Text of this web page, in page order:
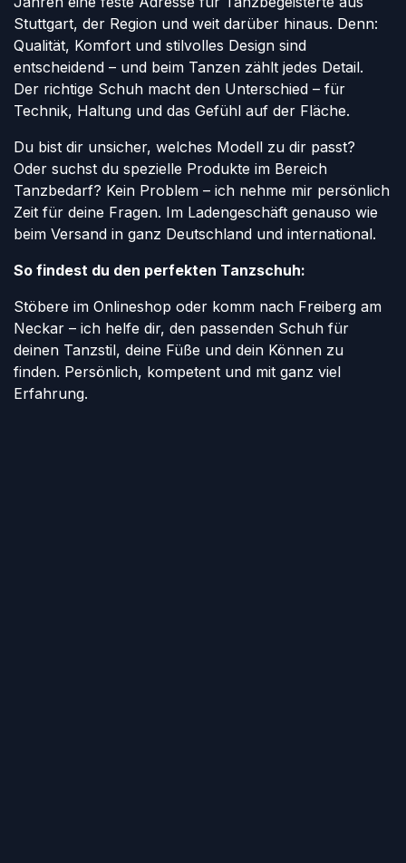
Stuttgart, der Region und weit darüber hinaus. Denn:
Qualität, Komfort und stilvolles Design sind
entscheidend – und beim Tanzen zählt jedes Detail.
Der richtige Schuh macht den Unterschied – für
Technik, Haltung und das Gefühl auf der Fläche.
Du bist dir unsicher, welches Modell zu dir passt?
Oder suchst du spezielle Produkte im Bereich
Tanzbedarf? Kein Problem – ich nehme mir persönlich
Zeit für deine Fragen. Im Ladengeschäft genauso wie
beim Versand in ganz Deutschland und international.
So findest du den perfekten Tanzschuh:
Stöbere im Onlineshop oder komm nach Freiberg am
Neckar – ich helfe dir, den passenden Schuh für
deinen Tanzstil, deine Füße und dein Können zu
finden. Persönlich, kompetent und mit ganz viel
Erfahrung.